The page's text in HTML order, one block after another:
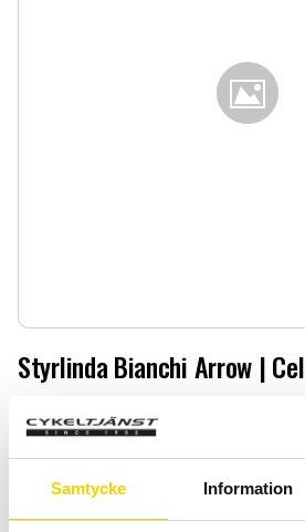
Samtycke Information
Styrlinda Bianchi Arrow |
449:-